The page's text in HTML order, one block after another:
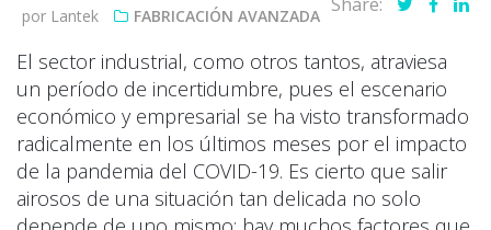
por Lantek FABRICACIÓN AVANZADA
El sector industrial, como otros tantos, atraviesa
un período de incertidumbre, pues el escenario
económico y empresarial se ha visto transformado
radicalmente en los últimos meses por el impacto
de la pandemia del COVID-19. Es cierto que salir
airosos de una situación tan delicada no solo